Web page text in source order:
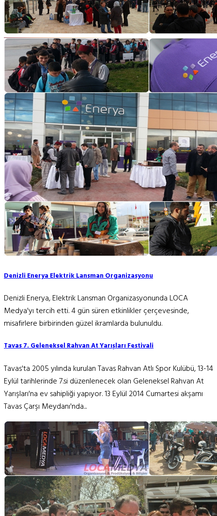
Denizli Enerya Elektrik Lansman Organizasyonu
Denizli Enerya, Elektrik Lansman Organizasyonunda LOCA
Medya'yı tercih etti. 4 gün süren etkinlikler çerçevesinde,
misafirlere birbirinden güzel ikramlarda bulunuldu.
Tavas 7. Geleneksel Rahvan At Yarışları Festivali
Tavas'ta 2005 yılında kurulan Tavas Rahvan Atlı Spor Kulübü, 13-14
Eylül tarihlerinde 7.si düzenlenecek olan Geleneksel Rahvan At
Yarışları'na ev sahipliği yapıyor. 13 Eylül 2014 Cumartesi akşamı
Tavas Çarşı Meydanı'nda...